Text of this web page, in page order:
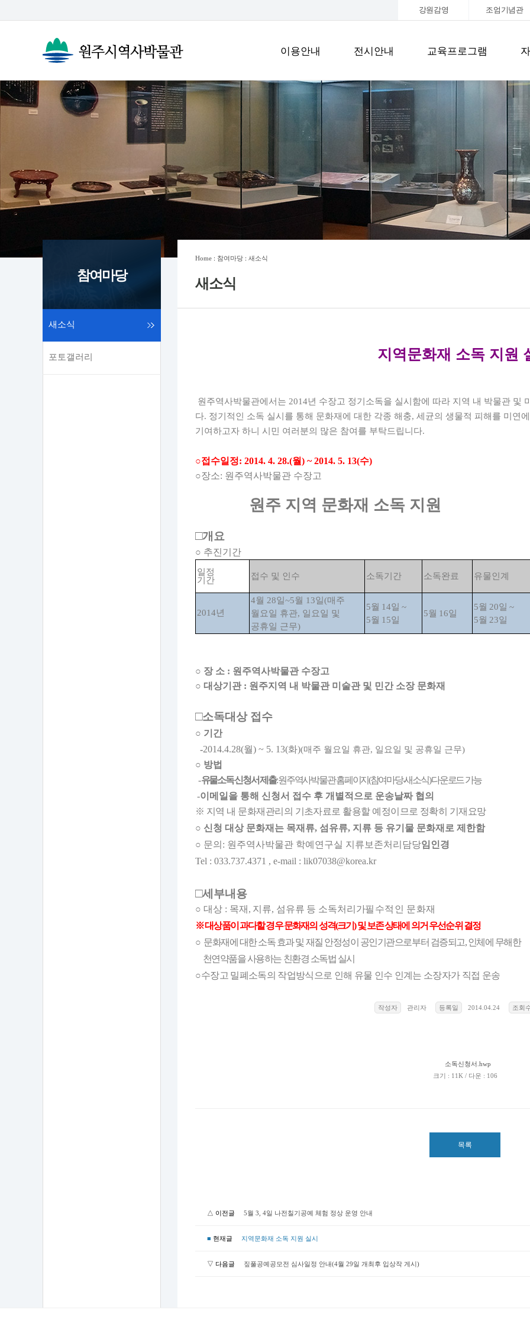
강원감영 조엄기념관
이용안내 전시안내 교육프로그램
참여마당
새소식
포토갤러리
Home : 참여마당 : 새소식
새소식
지역문화재 소독 지원
원주역사박물관에서는 2014년 수장고 정기소독을 실시함에 따라 지역 내 박물관 및
다. 정기적인 소독 실시를 통해 문화재에 대한 각종 해충, 세균의 생물적 피해를 미연
기여하고자 하니 시민 여러분의 많은 참여를 부탁드립니다.
○접수일정: 2014. 4. 28.(월) ~ 2014. 5. 13(수)
○장소: 원주역사박물관 수장고
원주 지역 문화재 소독 지원
□개요
○ 추진기간
일정
기간
접수 및 인수 소독기간 소독완료 유물인계
2014년
4월 28일~5월 13일(매주
월요일 휴관, 일요일 및
공휴일 근무)
5월 14일~
5월 15일
5월 16일
5월 20일~
5월 23일
○ 장 소 : 원주역사박물관 수장고
○ 대상기관 : 원주지역 내 박물관 미술관 및 민간 소장 문화재
□소독대상 접수
○ 기간
-2014.4.28(월) ~ 5. 13(화)(매주 월요일 휴관, 일요일 및 공휴일 근무)
○ 방법
-유물소독 신청서 제출:원주역사박물관 홈페이지(참여마당-새소식)다운로드 가능
-이메일을 통해 신청서 접수 후 개별적으로 운송날짜 협의
※ 지역 내 문화재관리의 기초자료로 활용할 예정이므로 정확히 기재요망
○ 신청 대상 문화재는 목재류, 섬유류, 지류 등 유기물 문화재로 제한함
○ 문의 : 원주역사박물관 학예연구실 지류보존처리담당임인경
Tel : 033.737.4371 , e-mail : lik07038@korea.kr
□세부내용
○ 대상 : 목재 , 지류, 섬유류 등 소독처리가필수적인 문화재
※대상품이 과다할 경우 문화재의 성격(크기)및 보존 상태에 의거 우선순위 결정
○ 문화재에 대한 소독 효과 및 재질 안정성이 공인기관으로부터 검증되고, 인체에 무해한
천연약품을 사용하는 친환경 소독법 실시
○수장고 밀폐소독의 작업방식으로 인해 유물 인수 인계는 소장자가 직접 운송
작성자 관리자 등록일 2014.04.24 조회
소독신청서.hwp
크기 : 11K / 다운 : 106
목록
△ 이전글 5월 3, 4일 나전칠기공예 체험 정상 운영 안내
■ 현재글 지역문화재 소독 지원 실시
▽ 다음글 짚풀공예공모전 심사일정 안내(4월 29일 개최후 입상작 게시)